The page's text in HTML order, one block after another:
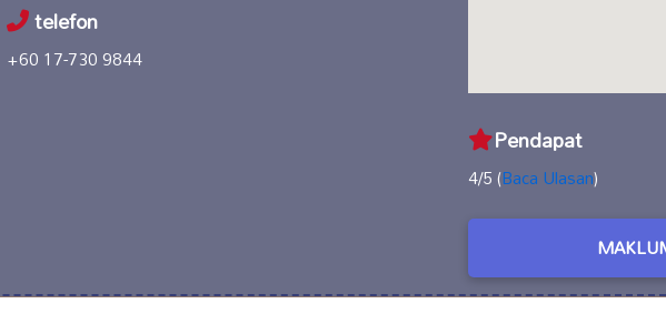
telefon
+60 17-730 9844
Pendapat
4/5 (Baca Ulasan)